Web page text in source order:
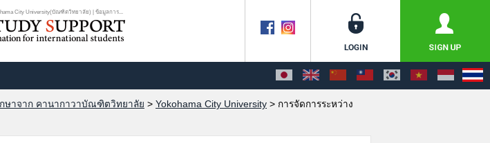
City University(บัณฑิตวิทยาลัย) | ข้อมูลการ...
กษาจาก คานากาวาบัณฑิตวิทยาลัย > Yokohama City University > การจัดการระหว่าง